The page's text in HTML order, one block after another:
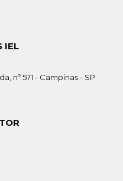
IEL
nº 571 - Campinas - SP